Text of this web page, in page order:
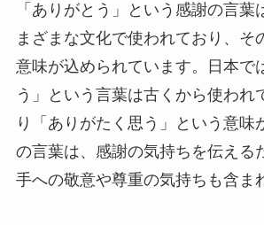
「ありがとう」という感謝の言葉
まざまな文化で使われており、そ
意味が込められています。日本で
う」という言葉は古くから使われ
り「ありがたく思う」という意味
の言葉は、感謝の気持ちを伝える
手への敬意や尊重の気持ちも含ま